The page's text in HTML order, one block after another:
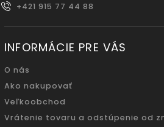
+421 915 77 44 88
INFORMÁCIE PRE VÁS
O nás
Ako nakupovať
Veľkoobchod
Vrátenie tovaru a odstúpenie od